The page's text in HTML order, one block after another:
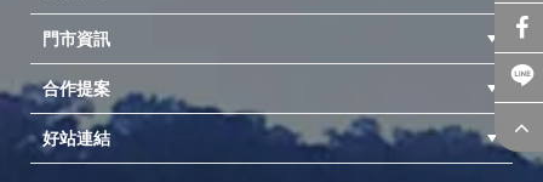
門市資訊
合作提案
異業合作
專案採購
成為供應商
好站連結